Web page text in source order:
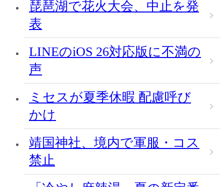
琵琶湖で花火大会、中止を発
表
LINEのiOS 26対応版に不満の
声
ミセスが夏季休暇 配慮呼び
かけ
靖国神社、境内で軍服・コス
禁止